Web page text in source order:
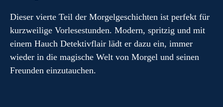
Dieser vierte Teil der Morgelgeschichten ist perfekt für
kurzweilige Vorlesestunden. Modern, spritzig und mit
einem Hauch Detektivflair lädt er dazu ein, immer
wieder in die magische Welt von Morgel und seinen
Freunden einzutauchen.